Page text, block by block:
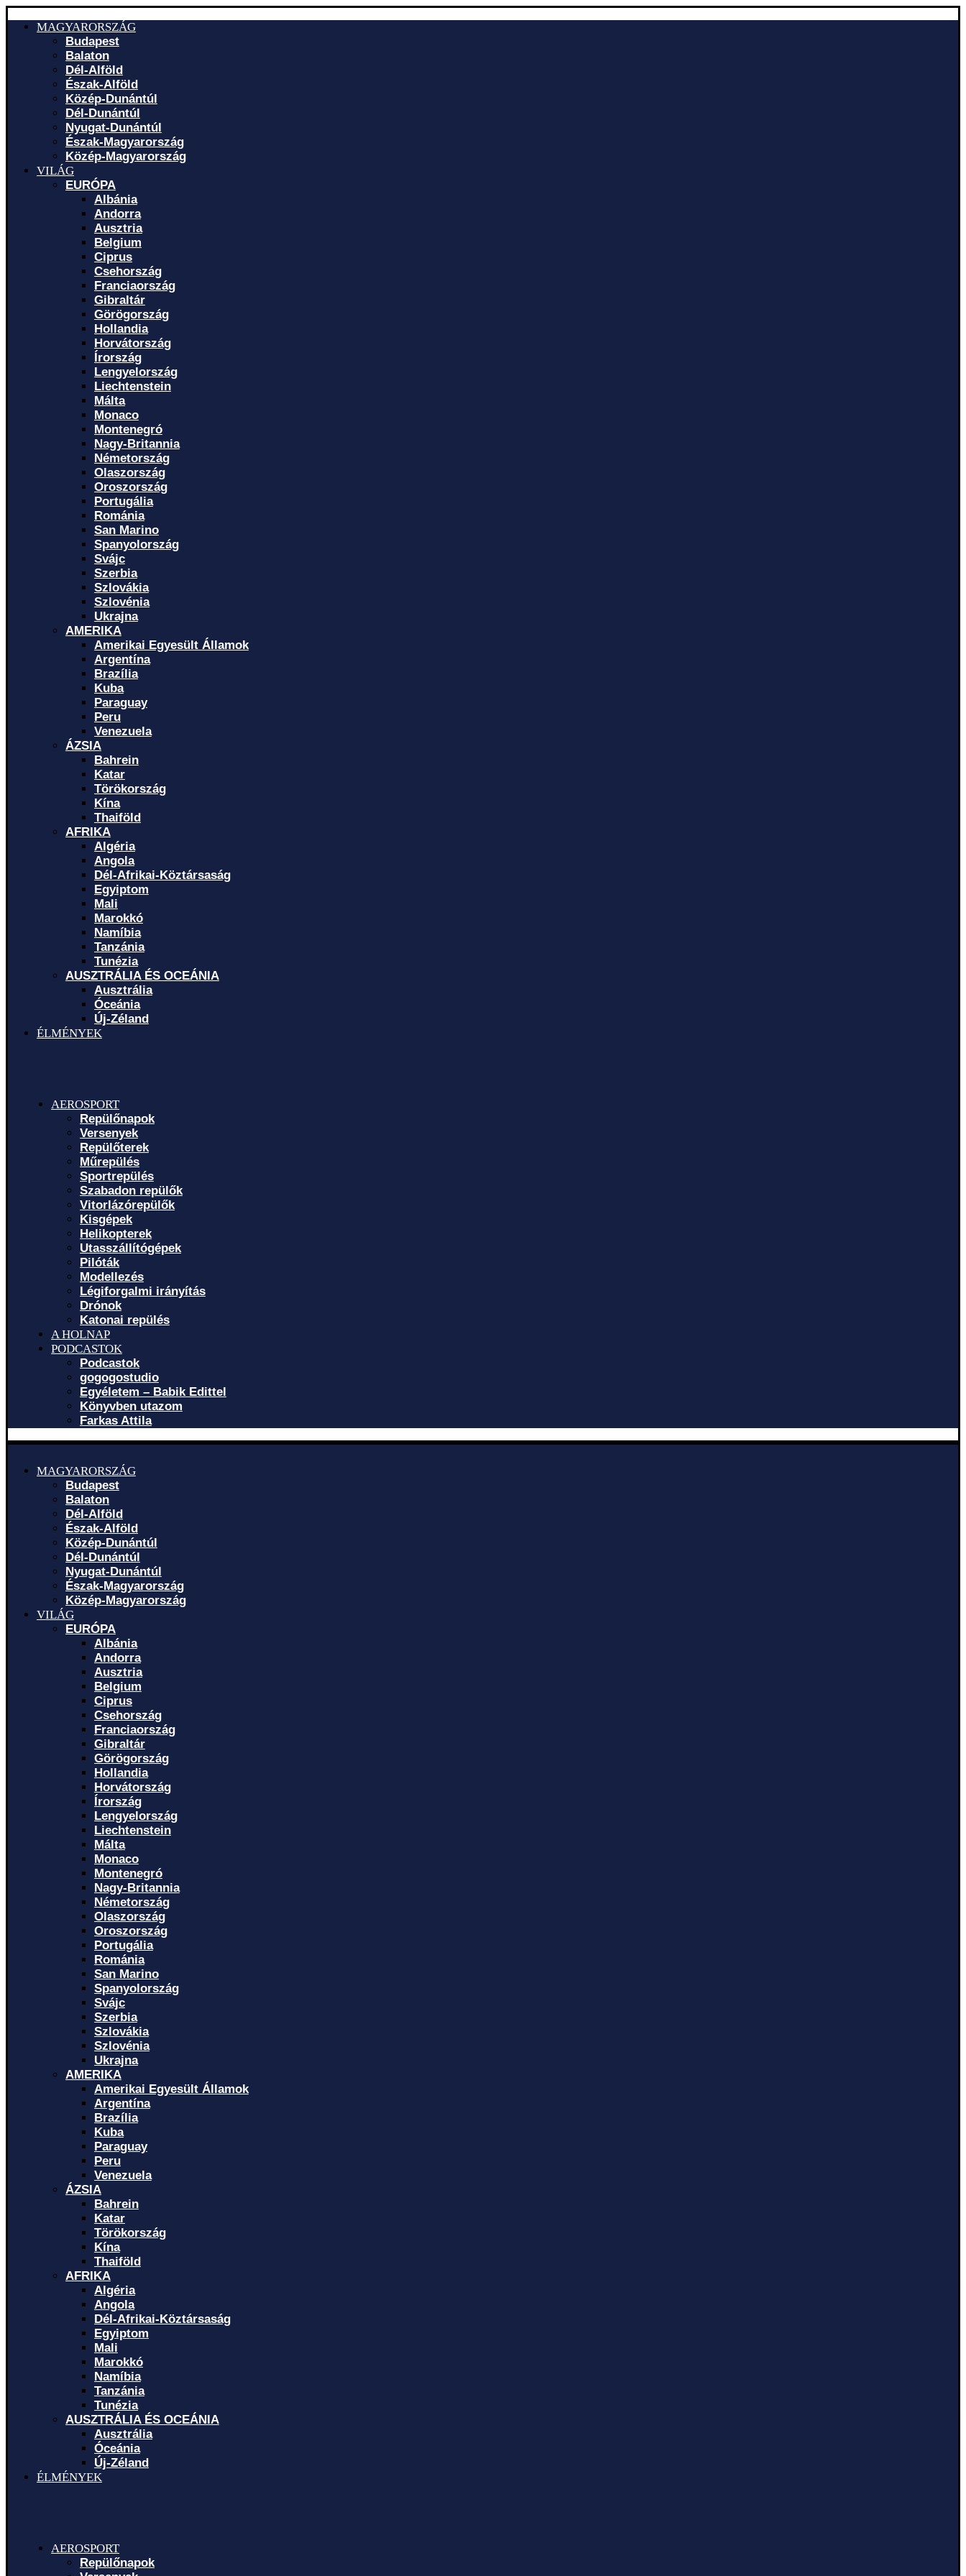
MAGYARORSZÁG
Budapest
Balaton
Dél-Alföld
Észak-Alföld
Közép-Dunántúl
Dél-Dunántúl
Nyugat-Dunántúl
Észak-Magyarország
Közép-Magyarország
VILÁG
EURÓPA
Albánia
Andorra
Ausztria
Belgium
Ciprus
Csehország
Franciaország
Gibraltár
Görögország
Hollandia
Horvátország
Írország
Lengyelország
Liechtenstein
Málta
Monaco
Montenegró
Nagy-Britannia
Németország
Olaszország
Oroszország
Portugália
Románia
San Marino
Spanyolország
Svájc
Szerbia
Szlovákia
Szlovénia
Ukrajna
AMERIKA
Amerikai Egyesült Államok
Argentína
Brazília
Kuba
Paraguay
Peru
Venezuela
ÁZSIA
Bahrein
Katar
Törökország
Kína
Thaiföld
AFRIKA
Algéria
Angola
Dél-Afrikai-Köztársaság
Egyiptom
Mali
Marokkó
Namíbia
Tanzánia
Tunézia
AUSZTRÁLIA ÉS OCEÁNIA
Ausztrália
Óceánia
Új-Zéland
ÉLMÉNYEK
AEROSPORT
Repülőnapok
Versenyek
Repülőterek
Műrepülés
Sportrepülés
Szabadon repülők
Vitorlázórepülők
Kisgépek
Helikopterek
Utasszállítógépek
Pilóták
Modellezés
Légiforgalmi irányítás
Drónok
Katonai repülés
A HOLNAP
PODCASTOK
Podcastok
gogogostudio
Egyéletem – Babik Edittel
Könyvben utazom
Farkas Attila
MAGYARORSZÁG
Budapest
Balaton
Dél-Alföld
Észak-Alföld
Közép-Dunántúl
Dél-Dunántúl
Nyugat-Dunántúl
Észak-Magyarország
Közép-Magyarország
VILÁG
EURÓPA
Albánia
Andorra
Ausztria
Belgium
Ciprus
Csehország
Franciaország
Gibraltár
Görögország
Hollandia
Horvátország
Írország
Lengyelország
Liechtenstein
Málta
Monaco
Montenegró
Nagy-Britannia
Németország
Olaszország
Oroszország
Portugália
Románia
San Marino
Spanyolország
Svájc
Szerbia
Szlovákia
Szlovénia
Ukrajna
AMERIKA
Amerikai Egyesült Államok
Argentína
Brazília
Kuba
Paraguay
Peru
Venezuela
ÁZSIA
Bahrein
Katar
Törökország
Kína
Thaiföld
AFRIKA
Algéria
Angola
Dél-Afrikai-Köztársaság
Egyiptom
Mali
Marokkó
Namíbia
Tanzánia
Tunézia
AUSZTRÁLIA ÉS OCEÁNIA
Ausztrália
Óceánia
Új-Zéland
ÉLMÉNYEK
AEROSPORT
Repülőnapok